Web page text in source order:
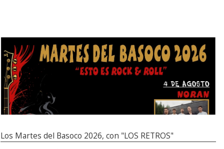
Los Martes del Basoco 2026, con "LOS RETROS"